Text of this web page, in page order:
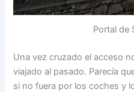
Portal de
Una vez cruzado el acceso
viajado al pasado. Parecía
si no fuera por los coches y